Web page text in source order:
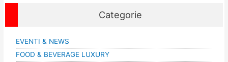
Categorie
EVENTI & NEWS
FOOD & BEVERAGE LUXURY